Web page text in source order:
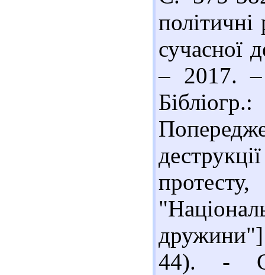
сучасної
– 2017.
44). -